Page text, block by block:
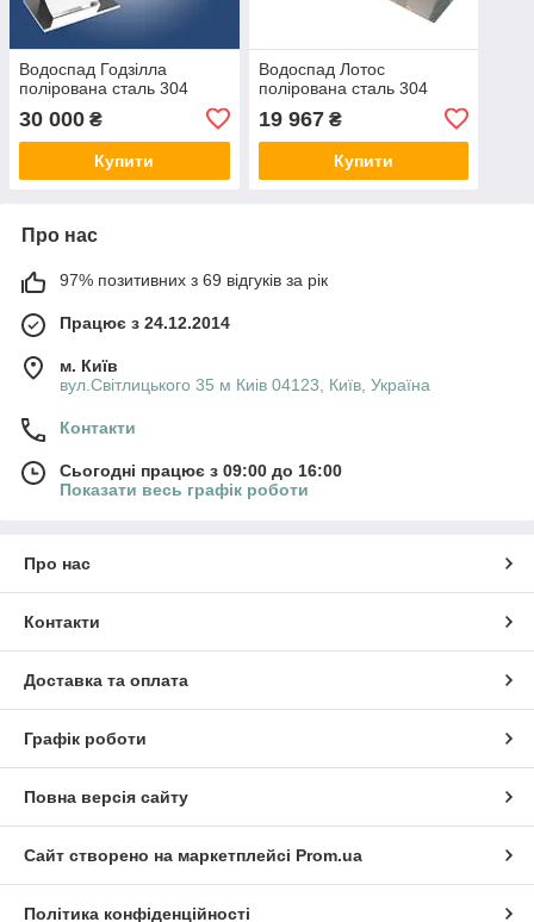
Водоспад Годзілла
полірована сталь 304
30 000 ₴
Купити
Водоспад Лотос
полірована сталь 304
19 967₴
Купити
Про нас
97% позитивних з 69 відгуків за рік
Працює з 24.12.2014
м. Київ
вул.Світлицького 35 м Киів 04123, Київ, Україна
Контакти
Сьогодні працює з 09:00 до 16:00
Показати весь графік роботи
Про нас
Контакти
Доставка та оплата
Графік роботи
Повна версія сайту
Сайт створено на маркетплейсі Prom.ua
Політика конфіденційності